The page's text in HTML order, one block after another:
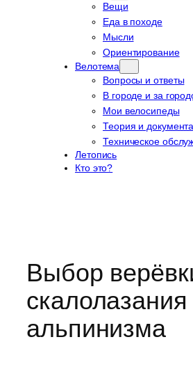
Вещи
Еда в походе
Мысли
Ориентирование
Велотема
Вопросы и ответы
В городе и за
Мои велосипеды
Теория и
Техническое
Летопись
Кто это?
Выбор
альпинизма